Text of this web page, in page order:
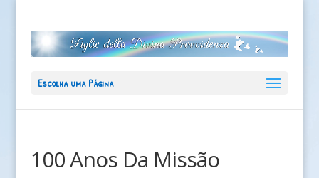
Escolha uma Página
100 Anos Da Missão